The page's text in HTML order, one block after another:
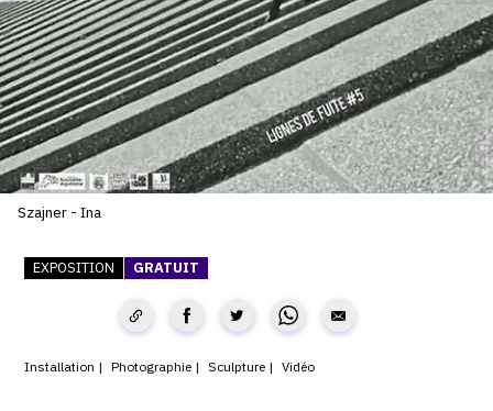
PUBLIER SES EXPOSITIONS
DEVENIR CONTRIBUTEUR
À PROPOS
L'ÉQUIPE OAM
CONTACT
CGU
CGV
Szajner - Ina
EXPOSITION GRATUIT
Installation Photographie Sculpture Vidéo